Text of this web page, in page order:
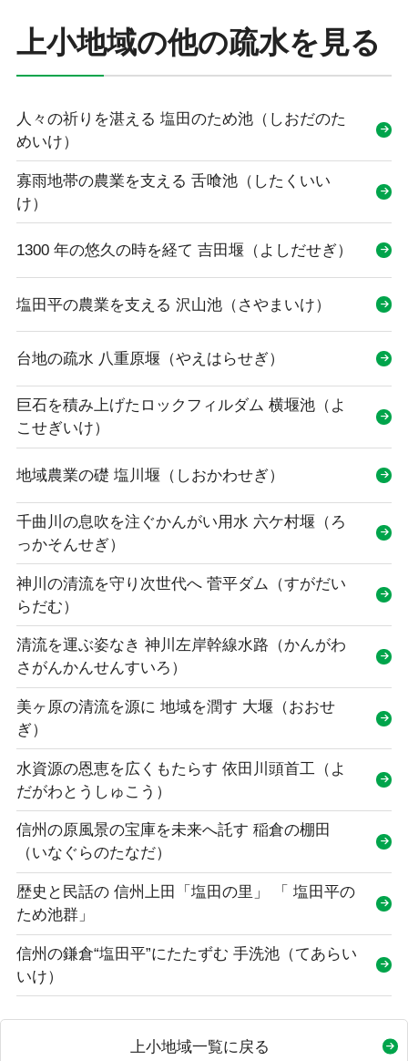
上小地域の他の疏水を見る
人々の祈りを湛える 塩田のため池（しおだのた
めいけ）
寡雨地帯の農業を支える 舌喰池（したくいい
け）
1300 年の悠久の時を経て 吉田堰（よしだせぎ）
塩田平の農業を支える 沢山池（さやまいけ）
台地の疏水 八重原堰（やえはらせぎ）
巨石を積み上げたロックフィルダム 横堰池（よ
こせぎいけ）
地域農業の礎 塩川堰（しおかわせぎ）
千曲川の息吹を注ぐかんがい用水 六ケ村堰（ろ
っかそんせぎ）
神川の清流を守り次世代へ 菅平ダム（すがだい
らだむ）
清流を運ぶ姿なき 神川左岸幹線水路（かんがわ
さがんかんせんすいろ）
美ヶ原の清流を源に 地域を潤す 大堰（おおせ
ぎ）
水資源の恩恵を広くもたらす 依田川頭首工（よ
だがわとうしゅこう）
信州の原風景の宝庫を未来へ託す 稲倉の棚田
（いなぐらのたなだ）
歴史と民話の 信州上田「塩田の里」 「 塩田平の
ため池群」
信州の鎌倉“塩田平”にたたずむ 手洗池（てあらい
いけ）
上小地域一覧に戻る